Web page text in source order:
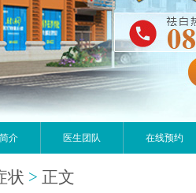
介 医生团队 在线预约
状 > 正文